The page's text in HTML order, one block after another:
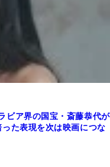
ビア界の国宝・斎藤恭代が
た表現を次は映画につな